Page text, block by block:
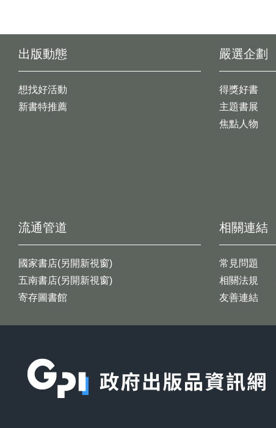
出版動態
想找好活動
新書特推薦
嚴選企劃
得獎好書
主題書展
焦點人物
流通管道
國家書店(另開新視窗)
五南書店(另開新視窗)
寄存圖書館
相關連結
常見問題
相關法規
友善連結